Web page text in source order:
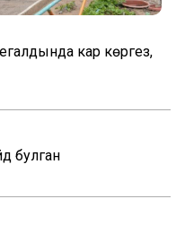
кар көрәгез,
булган